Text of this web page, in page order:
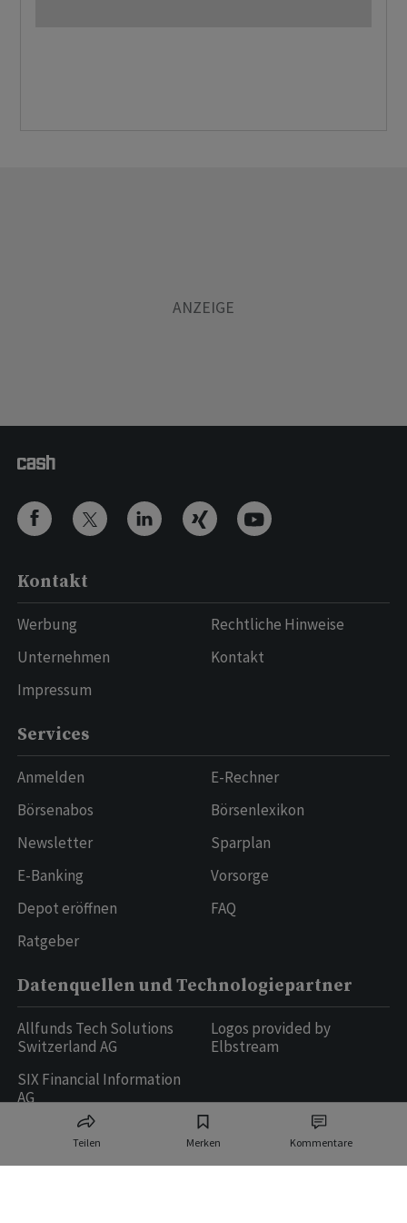
Teilen Merken Kommentare
Kontakt
Werbung
Unternehmen
Impressum
Rechtliche Hinweise
Kontakt
Services
Anmelden
Börsenabos
Newsletter
E-Banking
Depot eröffnen
Ratgeber
E-Rechner
Börsenlexikon
Sparplan
Vorsorge
FAQ
Datenquellen und Technologiepartner
Allfunds Tech Solutions
Switzerland AG
SIX Financial Information
AG
Logos provided by
Elbstream
Ringier AG | Ringier Medien Schweiz